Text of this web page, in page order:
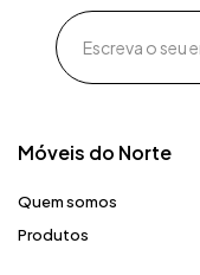
Móveis do Norte​
Quem somos
Produtos